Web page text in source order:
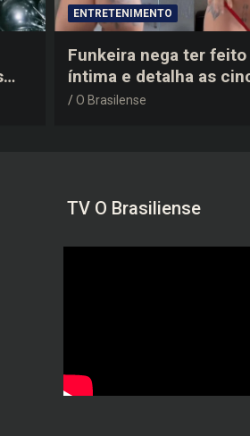
ENTRETENIMENTO
Funkeira nega ter
íntima e detalha as
plásticas que realizou
O Brasilense
TV O Brasiliense